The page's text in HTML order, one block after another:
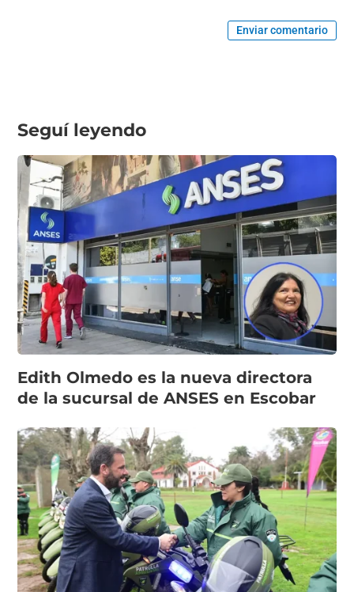
Enviar comentario
Seguí leyendo
Edith Olmedo es la nueva directora
de la sucursal de ANSES en Escobar